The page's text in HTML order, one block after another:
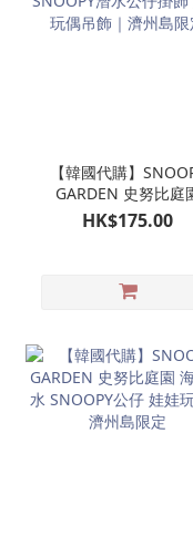
【韓國代購】
GARDEN 史努比庭
SNOOPY潛水公仔掛飾
娃玩偶吊飾｜濟州島限
HK$175.00